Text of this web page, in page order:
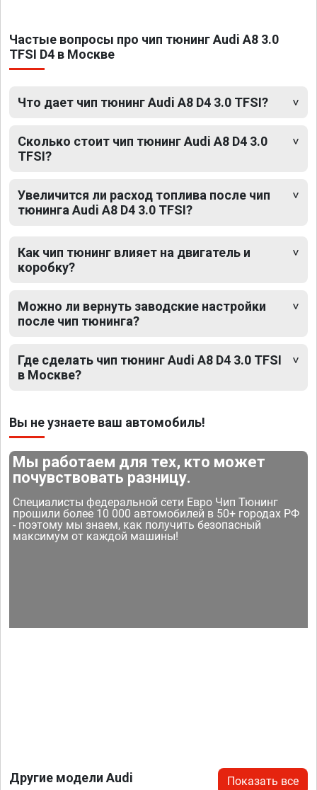
Частые вопросы про чип тюнинг Audi A8 3.0
TFSI D4 в Москве
Что дает чип тюнинг Audi A8 D4 3.0 TFSI?
Сколько стоит чип тюнинг Audi A8 D4 3.0
TFSI?
Увеличится ли расход топлива после чип
тюнинга Audi A8 D4 3.0 TFSI?
Как чип тюнинг влияет на двигатель и
коробку?
Можно ли вернуть заводские настройки
после чип тюнинга?
Где сделать чип тюнинг Audi A8 D4 3.0 TFSI
в Москве?
Вы не узнаете ваш автомобиль!
Мы работаем для тех, кто может
почувствовать разницу.
Специалисты федеральной сети Евро Чип Тюнинг
прошили более 10 000 автомобилей в 50+ городах РФ
- поэтому мы знаем, как получить безопасный
максимум от каждой машины!
Другие модели Audi Показать все